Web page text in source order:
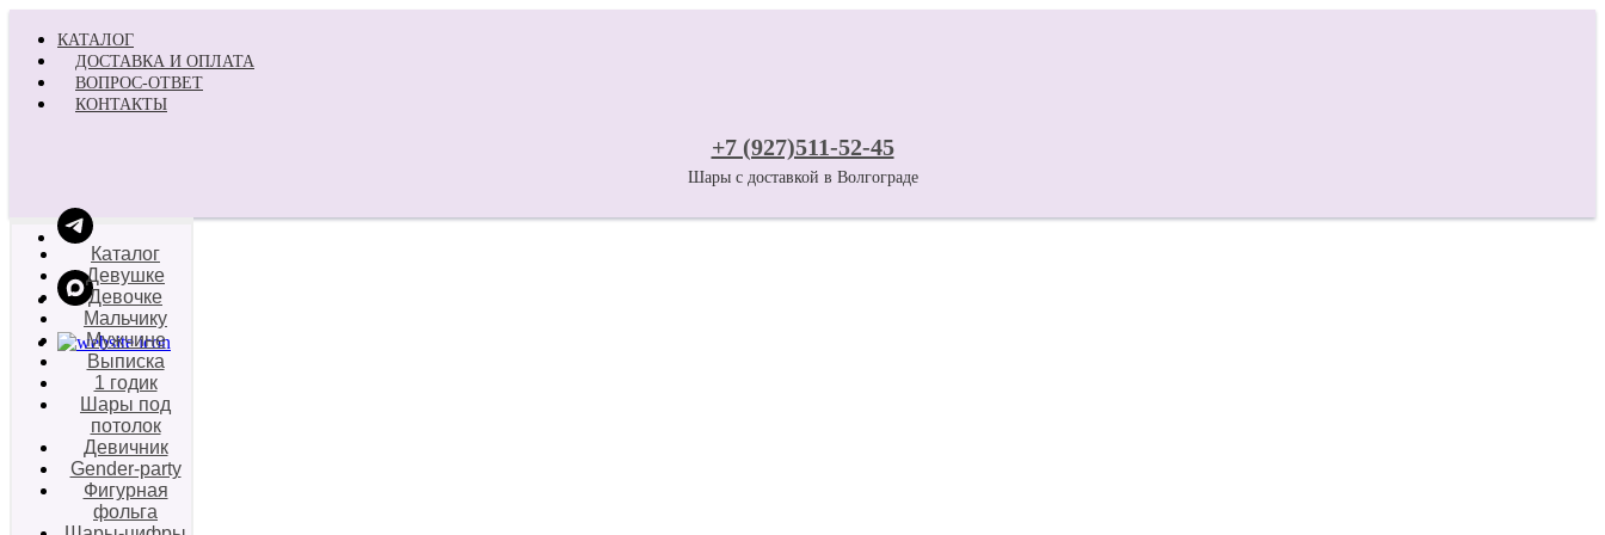
КАТАЛОГ
ДОСТАВКА И ОПЛАТА
ВОПРОС-ОТВЕТ
КОНТАКТЫ
+7 (927)511-52-45
Шары с доставкой в Волгограде
Каталог
Девушке
Девочке
Мальчику
Мужчине
Выписка
1 годик
Шары под
потолок
Девичник
Gender-party
Фигурная
фольга